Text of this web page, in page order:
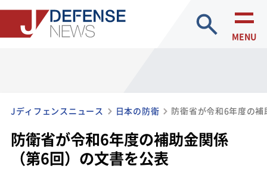
site search
MENU
Jディフェンスニュース 日本の防衛
防衛省が令和6年度の補助金関係
（第6回）の文書を公表